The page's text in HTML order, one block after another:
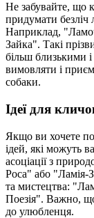
Не забувайте, що
придумати безліч
Наприклад,
Зайка". Такі
більш близькими
вимовляти і
собаки.
Ідеї для
Якщо ви хочете
ідей, які можуть
асоціації з
Роса" або "Ламія-
та мистецтва:
Поезія". Важно,
до улюбленця.